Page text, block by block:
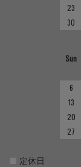
23
30
Sun
6
13
20
27
定休日